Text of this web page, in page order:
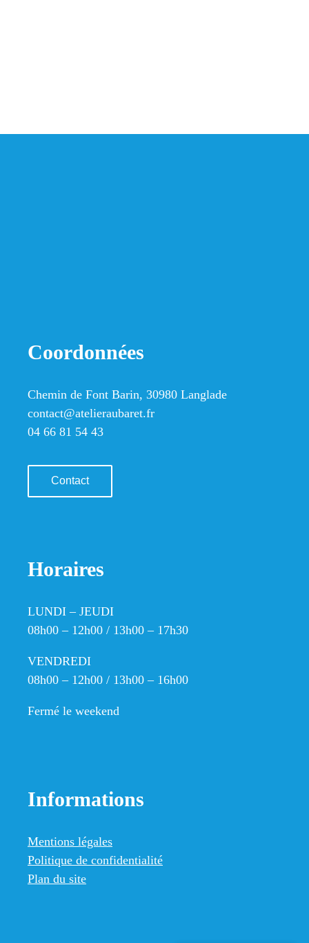
Coordonnées
Chemin de Font Barin, 30980 Langlade
contact@atelieraubaret.fr
04 66 81 54 43
Contact
Horaires
LUNDI – JEUDI
08h00 – 12h00 / 13h00 – 17h30
VENDREDI
08h00 – 12h00 / 13h00 – 16h00
Fermé le weekend
Informations
Mentions légales
Politique de confidentialité
Plan du site